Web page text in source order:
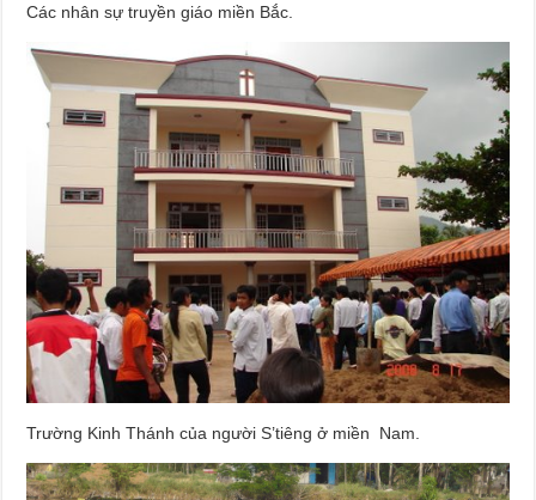
Các nhân sự truyền giáo miền Bắc.
Trường Kinh Thánh của người S’tiêng ở miền Nam.